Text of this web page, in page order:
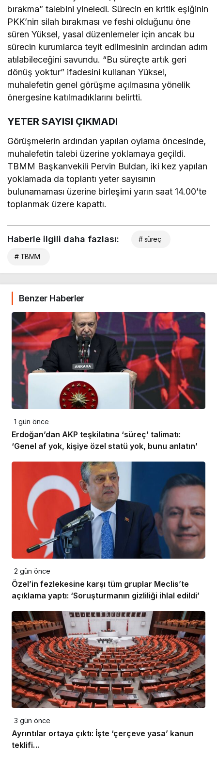
bırakma” talebini yineledi. Sürecin en kritik eşiğinin
PKK’nin silah bırakması ve feshi olduğunu öne
süren Yüksel, yasal düzenlemeler için ancak bu
sürecin kurumlarca teyit edilmesinin ardından adım
atılabileceğini savundu. “Bu süreçte artık geri
dönüş yoktur” ifadesini kullanan Yüksel,
muhalefetin genel görüşme açılmasına yönelik
önergesine katılmadıklarını belirtti.
YETER SAYISI ÇIKMADI
Görüşmelerin ardından yapılan oylama öncesinde,
muhalefetin talebi üzerine yoklamaya geçildi.
TBMM Başkanvekili Pervin Buldan, iki kez yapılan
yoklamada da toplantı yeter sayısının
bulunamaması üzerine birleşimi yarın saat 14.00’te
toplanmak üzere kapattı.
Haberle ilgili daha fazlası: # süreç
# TBMM
Benzer Haberler
1 gün önce
Erdoğan’dan AKP teşkilatına ‘süreç’ talimatı:
‘Genel af yok, kişiye özel statü yok, bunu anlatın’
2 gün önce
Özel’in fezlekesine karşı tüm gruplar Meclis’te
açıklama yaptı: ‘Soruşturmanın gizliliği ihlal edildi’
3 gün önce
Ayrıntılar ortaya çıktı: İşte ‘çerçeve yasa’ kanun
teklifi…